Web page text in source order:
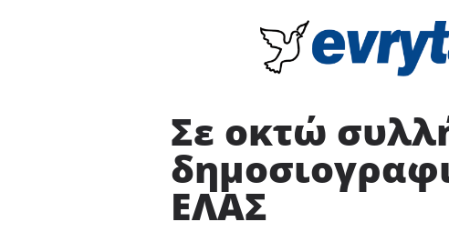
Σε οκτώ
ΕΛΑΣ